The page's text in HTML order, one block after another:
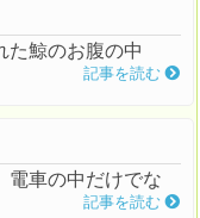
た鯨のお腹の中
記事を読む
電車の中だけでな
記事を読む